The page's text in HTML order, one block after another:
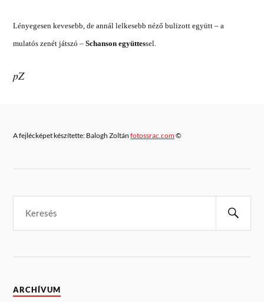
Lényegesen kevesebb, de annál lelkesebb néző bulizott együtt – a
mulatós zenét játszó –Schanson együttessel.
pZ
A fejlécképet készítette: Balogh Zoltánfotossrac.com©
ARCHÍVUM